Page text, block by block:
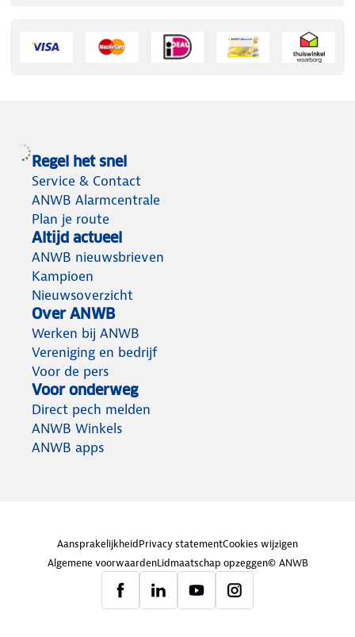
Regel het snel
Service & Contact
ANWB Alarmcentrale
Plan je route
Altijd actueel
ANWB nieuwsbrieven
Kampioen
Nieuwsoverzicht
Over ANWB
Werken bij ANWB
Vereniging en bedrijf
Voor de pers
Voor onderweg
Direct pech melden
ANWB Winkels
ANWB apps
AansprakelijkheidPrivacy statementCookies wijzigen
Algemene voorwaardenLidmaatschap opzeggen© ANWB